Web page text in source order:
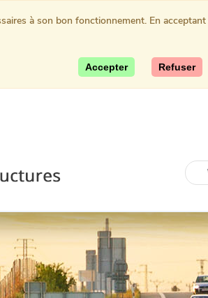
à son bon fonctionnement. En
Accepter Refuser